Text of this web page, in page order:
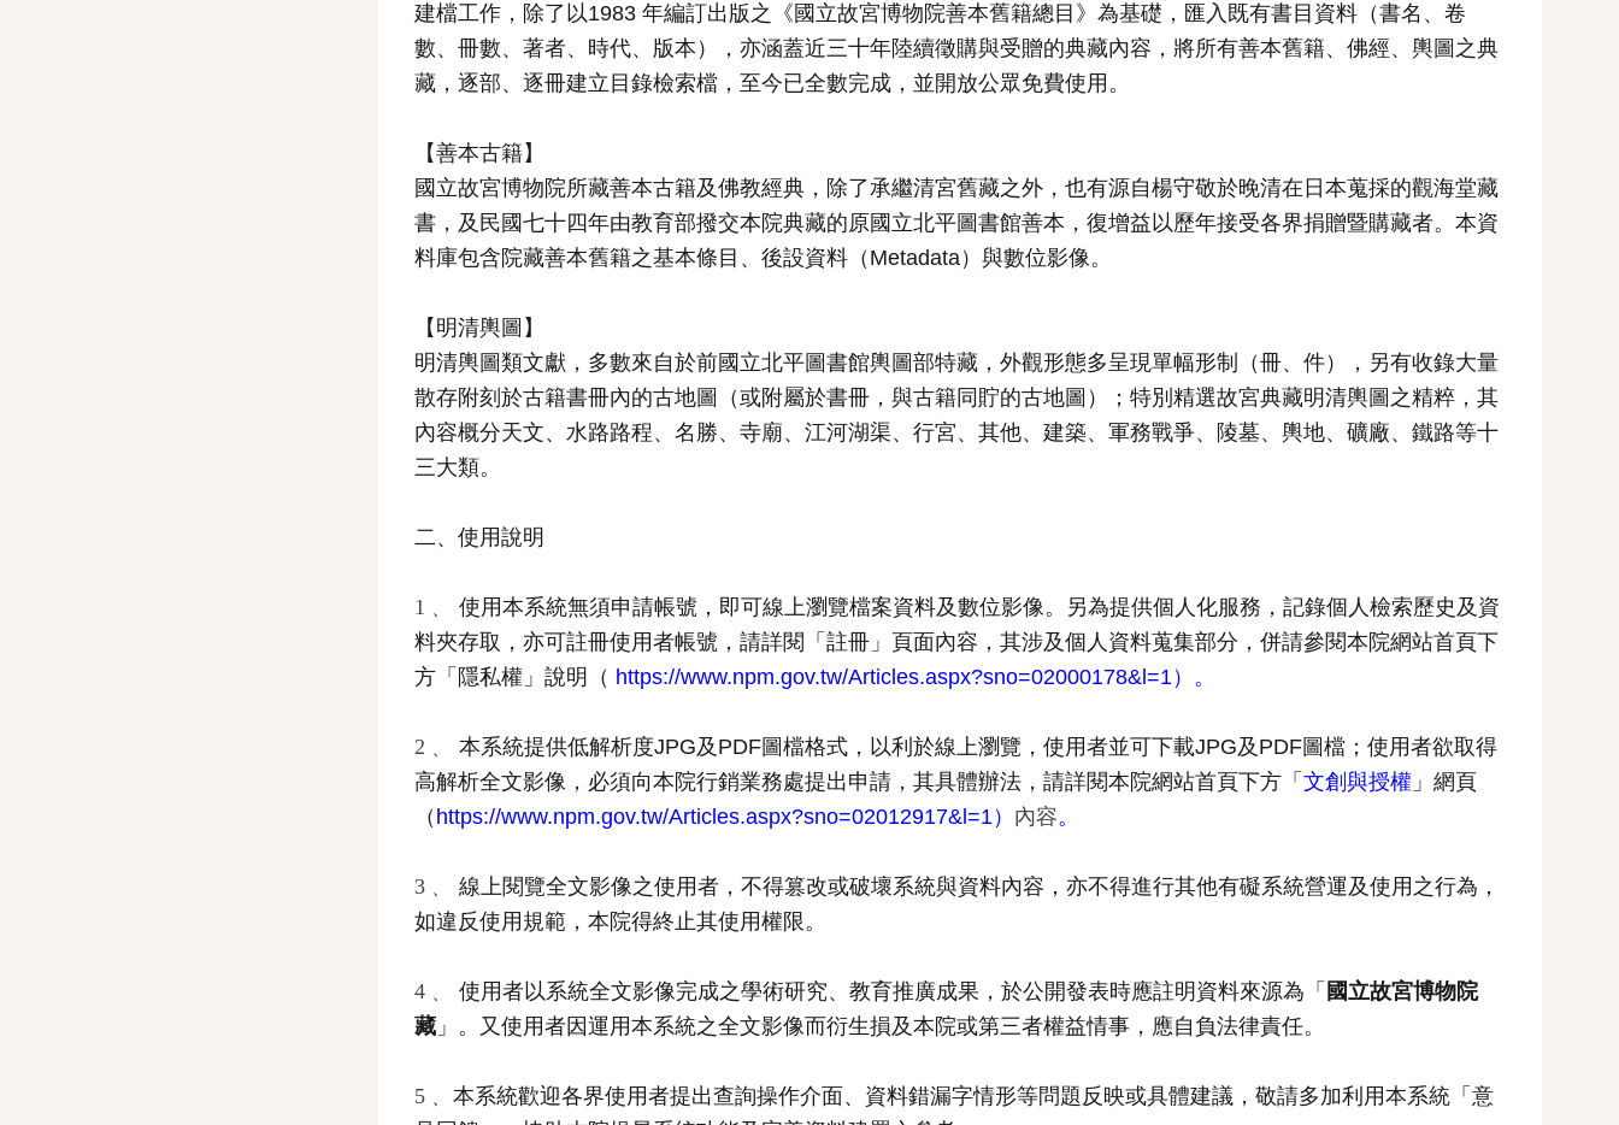
建檔工作，除了以1983 年編訂出版之《國立故宮博物院善本舊籍總目》為基礎，匯入既有書目資料（書名、卷
數、冊數、著者、時代、版本），亦涵蓋近三十年陸續徵購與受贈的典藏內容，將所有善本舊籍、佛經、輿圖之典
藏，逐部、逐冊建立目錄檢索檔，至今已全數完成，並開放公眾免費使用。
【善本古籍】
國立故宮博物院所藏善本古籍及佛教經典，除了承繼清宮舊藏之外，也有源自楊守敬於晚清在日本蒐採的觀海堂藏
書，及民國七十四年由教育部撥交本院典藏的原國立北平圖書館善本，復增益以歷年接受各界捐贈暨購藏者。本資
料庫包含院藏善本舊籍之基本條目、後設資料（Metadata）與數位影像。
【明清輿圖】
明清輿圖類文獻，多數來自於前國立北平圖書館輿圖部特藏，外觀形態多呈現單幅形制（冊、件），另有收錄大量
散存附刻於古籍書冊內的古地圖（或附屬於書冊，與古籍同貯的古地圖）；特別精選故宮典藏明清輿圖之精粹，其
內容概分天文、水路路程、名勝、寺廟、江河湖渠、行宮、其他、建築、軍務戰爭、陵墓、輿地、礦廠、鐵路等十
三大類。
二、使用說明
1﹑
使用本系統無須申請帳號，即可線上瀏覽檔案資料及數位影像。另為提供個人化服務，記錄個人檢索歷史及資
料夾存取，亦可註冊使用者帳號，請詳閱「註冊」頁面內容，其涉及個人資料蒐集部分，併請參閱本院網站首頁下
方「隱私權」說明（ https://www.npm.gov.tw/Articles.aspx?sno=02000178&l=1）。
2﹑
本系統提供低解析度JPG及PDF圖檔格式，以利於線上瀏覽，使用者並可下載JPG及PDF圖檔；使用者欲取得
高解析全文影像，必須向本院行銷業務處提出申請，其具體辦法，請詳閱本院網站首頁下方「 文創與授權 」網頁
（ https://www.npm.gov.tw/Articles.aspx?sno=02012917&l=1） 內容。
3﹑
線上閱覽全文影像之使用者，不得篡改或破壞系統與資料內容，亦不得進行其他有礙系統營運及使用之行為，
如違反使用規範，本院得終止其使用權限。
4﹑ 使用者以系統全文影像完成之學術研究、教育推廣成果，於公開發表時應註明資料來源為「 國立故宮博物院
藏 」。又使用者因運用本系統之全文影像而衍生損及本院或第三者權益情事，應自負法律責任。
5﹑
本系統歡迎各界使用者提出查詢操作介面、資料錯漏字情形等問題反映或具體建議，敬請多加利用本系統「意